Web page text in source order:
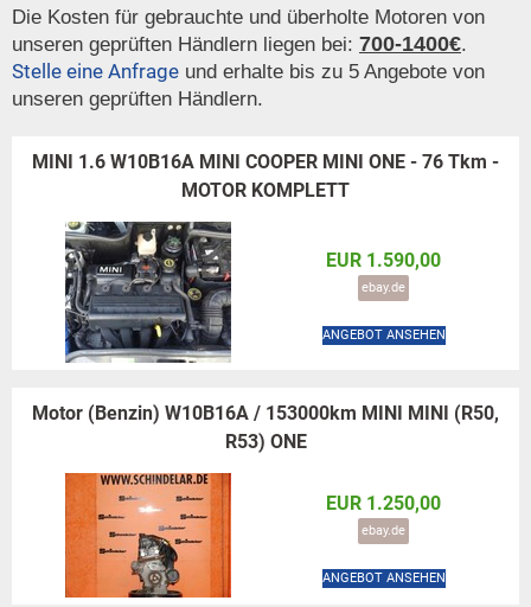
Die Kosten für gebrauchte und überholte Motoren von
unseren geprüften Händlern liegen bei: 700-1400€.
Stelle eine Anfrage und erhalte bis zu 5 Angebote von
unseren geprüften Händlern.
MINI 1.6 W10B16A MINI COOPER MINI ONE - 76 Tkm -
MOTOR KOMPLETT
EUR 1.590,00
ebay.de
ANGEBOT ANSEHEN
Motor (Benzin) W10B16A / 153000km MINI MINI (R50,
R53) ONE
EUR 1.250,00
ebay.de
ANGEBOT ANSEHEN